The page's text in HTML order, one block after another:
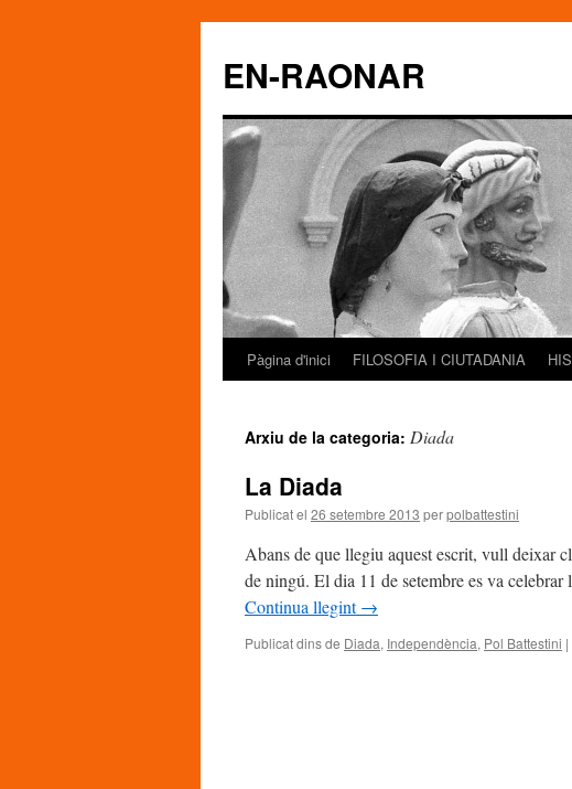
EN-RAONAR
Vés
contingut
Pàgina d'inici FILOSOFIA I CIUTADANIA
Arxiu de la categoria: Diada
La Diada
Publicat el 26 setembre 2013 perpolbattestini
Abans de que llegiu aquest escrit, vull deixar
de ningú. El dia 11 de setembre es va
Continua llegint→
Publicat dins de Diada, Independència, Pol Battestini |